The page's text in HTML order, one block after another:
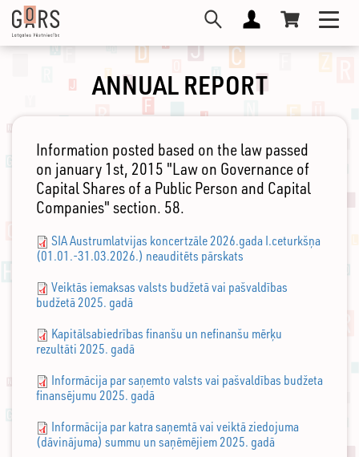
Skip
main
content
ANNUAL REPORT
Information posted based on the law passed
on january 1st, 2015 "Law on Governance of
Capital Shares of a Public Person and Capital
Companies" section. 58.
SIA Austrumlatvijas koncertzāle 2026.gada I.ceturkšņa
(01.01.-31.03.2026.) neauditēts pārskats
Veiktās iemaksas valsts budžetā vai pašvaldības
budžetā 2025. gadā
Kapitālsabiedrības finanšu un nefinanšu mērķu
rezultāti 2025. gadā
Informācija par saņemto valsts vai pašvaldības budžeta
finansējumu 2025. gadā
Informācija par katra saņemtā vai veiktā ziedojuma
(dāvinājuma) summu un saņēmējiem 2025. gadā